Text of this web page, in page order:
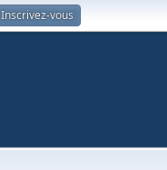
Inscrivez-vous